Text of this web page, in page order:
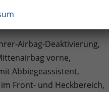
im Türbereich,
Sprachsteuerung,
Airbag-Deaktivierung,
vorne,
Abbiegeassistent,
Front- und Heckbereich,